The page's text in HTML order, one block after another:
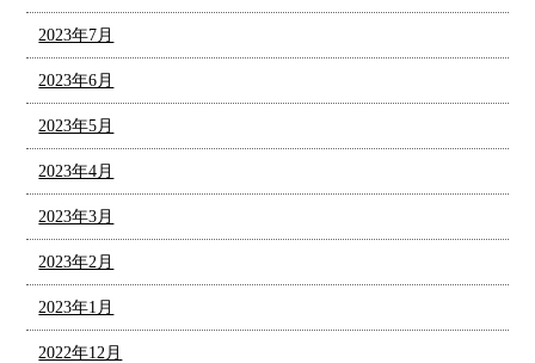
2023年7月
2023年6月
2023年5月
2023年4月
2023年3月
2023年2月
2023年1月
2022年12月